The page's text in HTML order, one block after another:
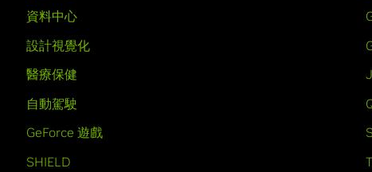
資料中心
設計視覺化
醫療保健
自動駕駛
GeForce 遊戲
SHIELD